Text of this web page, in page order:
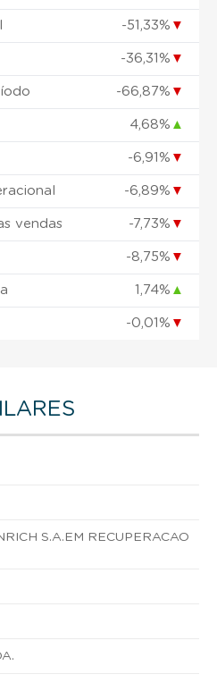
-51,33% ▼
-36,31% ▼
-66,87% ▼
4,68% ▲
-6,91% ▼
-6,89% ▼
vendas -7,73% ▼
-8,75% ▼
1,74% ▲
-0,01% ▼
S.A.EM RECUPERACAO